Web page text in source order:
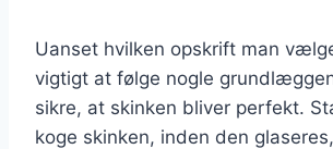
Uanset hvilken opskrift man
vigtigt at følge nogle
sikre, at skinken bliver perfekt.
koge skinken, inden den